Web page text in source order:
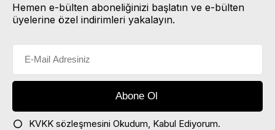
Hemen e-bülten aboneliğinizi başlatın ve e-bülten
üyelerine özel indirimleri yakalayın.
KVKK sözleşmesini Okudum, Kabul Ediyorum.